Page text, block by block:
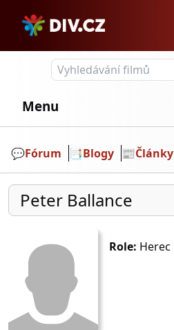
Menu
💬️Fórum 📑Blogy 📰Články
Peter Ballance
Role: Herec